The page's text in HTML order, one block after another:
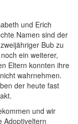
und Erich
Namen sind der
Bub zu
ein weiterer,
Eltern konnten ihre
wahrnehmen.
der heute fast
und wir
Adoptiveltern